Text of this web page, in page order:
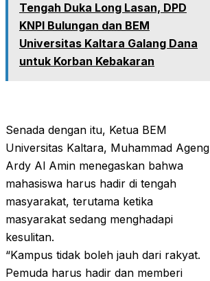
Tengah Duka Long Lasan, DPD
KNPI Bulungan dan BEM
Universitas Kaltara Galang Dana
untuk Korban Kebakaran
Senada dengan itu, Ketua BEM
Universitas Kaltara, Muhammad Ageng
Ardy Al Amin menegaskan bahwa
mahasiswa harus hadir di tengah
masyarakat, terutama ketika
masyarakat sedang menghadapi
kesulitan.
“Kampus tidak boleh jauh dari rakyat.
Pemuda harus hadir dan memberi